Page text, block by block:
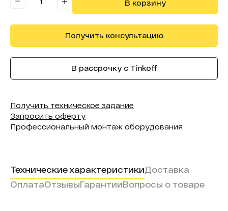
В корзину
Получить консультацию
В рассрочку с Tinkoff
Получить техническое задание
Запросить оферту
Профессиональный монтаж оборудования
Технические характеристикиДоставка
ОплатаОтзывыГарантииВопросы о товаре